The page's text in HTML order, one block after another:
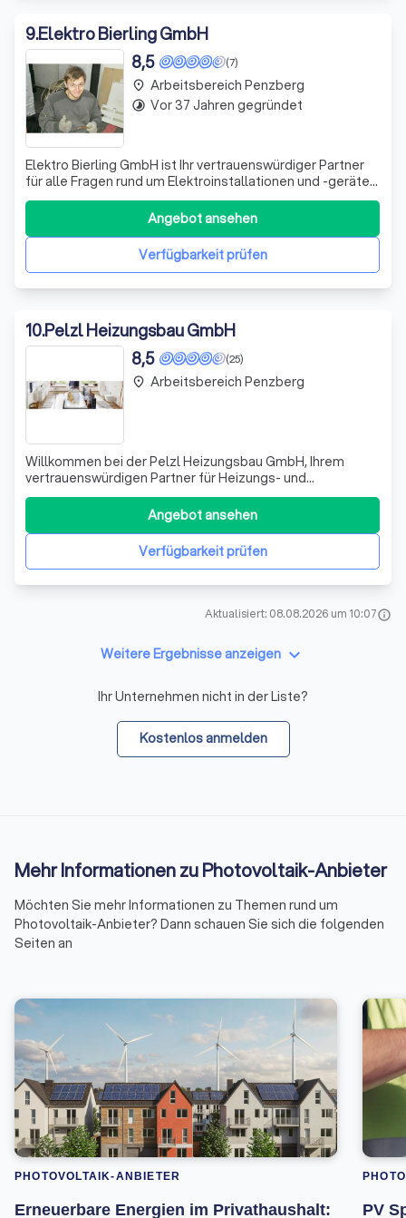
9.Elektro Bierling GmbH
(7)
8,5
Elektro Bierling GmbH ist Ihr vertrauenswürdiger Partner
für alle Fragen rund um Elektroinstallationen und -geräte.
Mit unserer langjährigen Erfahrung und unserem
umfassenden Fachwissen bieten wir Ihnen eine breite
Palette an Dienstleistungen an. Von der Planung und
Durchführung von Elektroinstallat
Verfügbarkeit prüfen
Angebot ansehen
place Arbeitsbereich Penzberg
timelapse Vor 37 Jahren gegründet
10.Pelzl Heizungsbau GmbH
(25)
8,5
Willkommen bei der Pelzl Heizungsbau GmbH, Ihrem
vertrauenswürdigen Partner für Heizungs- und
Sanitärtechnik seit 1965. Wir sind Experten für individuelle
Planung, präzisen Einbau, nachhaltige Modernisierung und
kosteneffiziente Wartung Ihrer Heizungsanlagen und
Bäder. Darüber hinaus bieten wir eine
Verfügbarkeit prüfen
Angebot ansehen
place Arbeitsbereich Penzberg
Aktualisiert: 08.08.2026 um 10:07info
Weitere Ergebnisse anzeigen keyboard_arrow_down
Ihr Unternehmen nicht in der Liste?
Kostenlos anmelden
Mehr Informationen zu Photovoltaik-Anbieter
Möchten Sie mehr Informationen zu Themen rund um
Photovoltaik-Anbieter? Dann schauen Sie sich die folgenden
Seiten an
PHOTOVOLTAIK-ANBIETER
Erneuerbare Energien im Privathaushalt:
PV